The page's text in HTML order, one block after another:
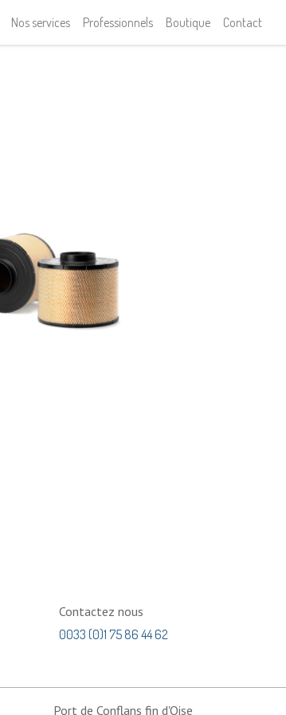
Nos services Professionnels Boutique Contact
Contactez nous
0033 (0)1 75 86 44 62
Port de Conflans fin d'Oise